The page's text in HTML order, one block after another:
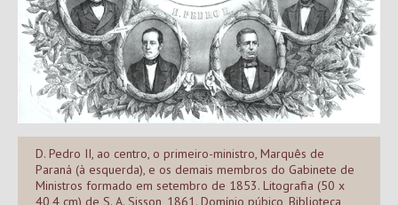
D. Pedro II, ao centro, o primeiro-ministro, Marquês de
Paraná (à esquerda), e os demais membros do Gabinete de
Ministros formado em setembro de 1853. Litografia (50 x
40,4 cm) de S. A. Sisson, 1861. Domínio púbico, Biblioteca